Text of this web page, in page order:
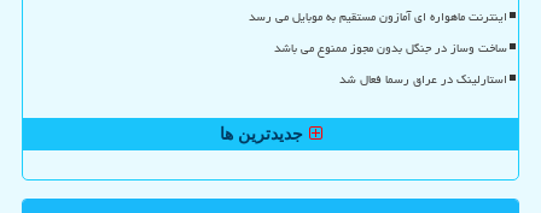
اینترنت ماهواره ای آمازون مستقیم به موبایل می رسد
ساخت وساز در جنگل بدون مجوز ممنوع می باشد
استارلینک در عراق رسما فعال شد
جدیدترین ها